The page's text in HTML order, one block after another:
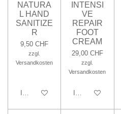
NATURA
L HAND
SANITIZE
R
9,50 CHF
zzgl.
Versandkosten
In den Warenkorb
INTENSI
VE
REPAIR
FOOT
CREAM
29,00 CHF
zzgl.
Versandkosten
In den Warenkorb